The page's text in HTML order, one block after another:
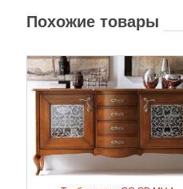
Похожие товары